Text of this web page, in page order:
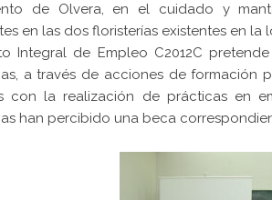
de Olvera, en el cuidado y
en las dos floristerías existentes en la
Integral de Empleo C2012C
a través de acciones de formación
con la realización de prácticas en
han percibido una beca